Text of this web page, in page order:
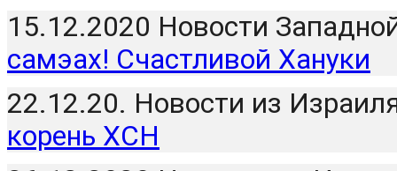
15.12.2020 Новости
самэах! Счастливой Хануки
22.12.20. Новости из
корень ХСН